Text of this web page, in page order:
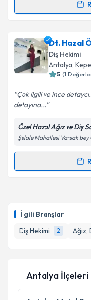
İlgili Branşlar
Diş Hekimi
2
takvim
E-posta Adresiniz
kapsamda
Dt. Hazal
Diş Hekimi
Antalya,
5 (1
Çok ilgili ve ince
detayına...
Özel Hazal Ağız ve Diş
Şelale Mahallesi Varsak bey
Randevu
takvim
E-posta Adresiniz
Kişisel
Metni
'ni
Antalya İlçeleri